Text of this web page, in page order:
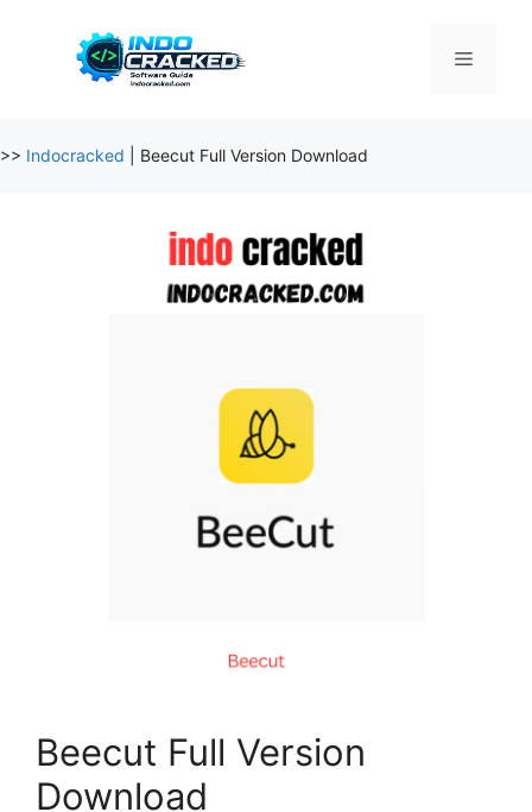
Menu
>> Indocracked Beecut Full Version Download
Beecut Full Version
Download